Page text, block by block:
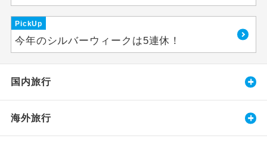
PickUp
今年のシルバーウィークは5連休！
国内旅行
海外旅行